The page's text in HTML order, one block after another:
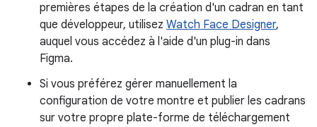
premières étapes de la création d'un cadran en tant
que développeur, utilisez Watch Face Designer,
auquel vous accédez à l'aide d'un plug-in dans
Figma.
Si vous préférez gérer manuellement la
configuration de votre montre et publier les cadrans
sur votre propre plate-forme de téléchargement